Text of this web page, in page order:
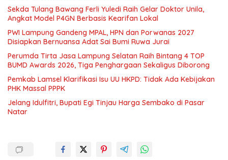
Sekda Tulang Bawang Ferli Yuledi Raih Gelar Doktor Unila,
Angkat Model P4GN Berbasis Kearifan Lokal
PWI Lampung Gandeng MPAL, HPN dan Porwanas 2027
Disiapkan Bernuansa Adat Sai Bumi Ruwa Jurai
Perumda Tirta Jasa Lampung Selatan Raih Bintang 4 TOP
BUMD Awards 2026, Tiga Penghargaan Sekaligus Diborong
Pemkab Lamsel Klarifikasi Isu UU HKPD: Tidak Ada Kebijakan
PHK Massal PPPK
Jelang Idulfitri, Bupati Egi Tinjau Harga Sembako di Pasar
Natar